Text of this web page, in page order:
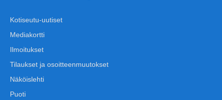
Kotiseutu-uutiset
Mediakortti
Ilmoitukset
Tilaukset ja osoitteenmuutokset
Näköislehti
Puoti